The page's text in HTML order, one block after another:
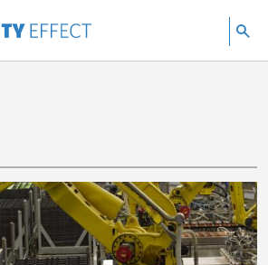
Startseite